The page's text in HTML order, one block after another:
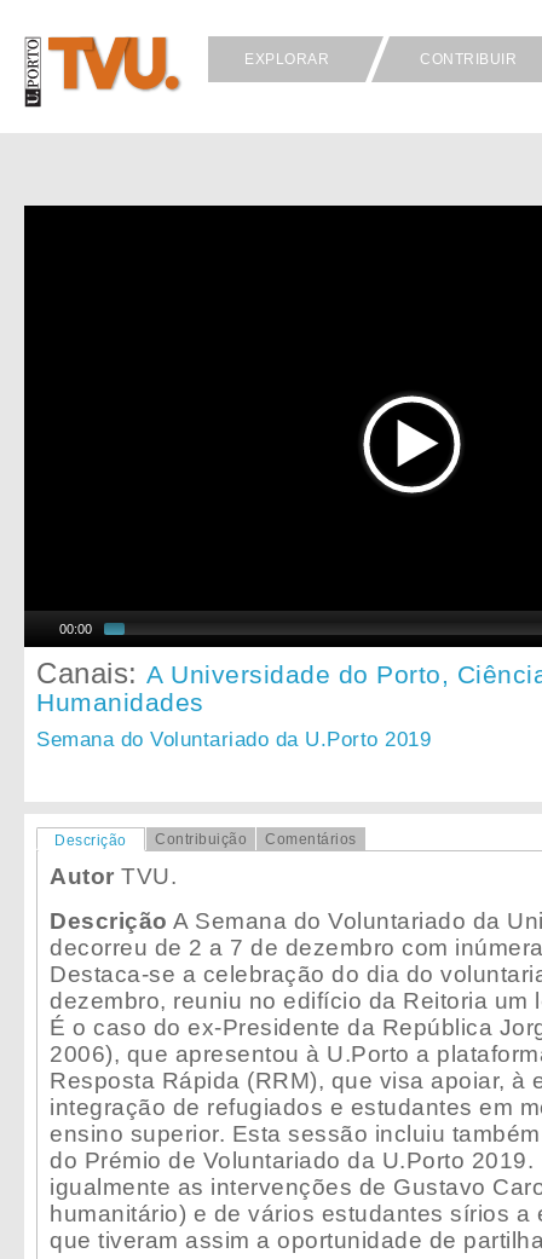
EXPLORAR CONTRIBUIR
00:00
Canais: A Universidade do Porto,
Humanidades
Semana do Voluntariado da U.Porto 2019
Descrição Contribuição Comentários
Autor TVU.
Descrição A Semana do Voluntariado da
decorreu de 2 a 7 de dezembro com
Destaca-se a celebração do dia do
dezembro, reuniu no edifício da Reitoria um
É o caso do ex-Presidente da República
2006), que apresentou à U.Porto a
Resposta Rápida (RRM), que visa apoiar, à
integração de refugiados e estudantes em
ensino superior. Esta sessão incluiu
do Prémio de Voluntariado da U.Porto
igualmente as intervenções de Gustavo
humanitário) e de vários estudantes sírios a
que tiveram assim a oportunidade de